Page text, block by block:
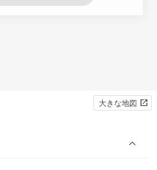
大きな地図